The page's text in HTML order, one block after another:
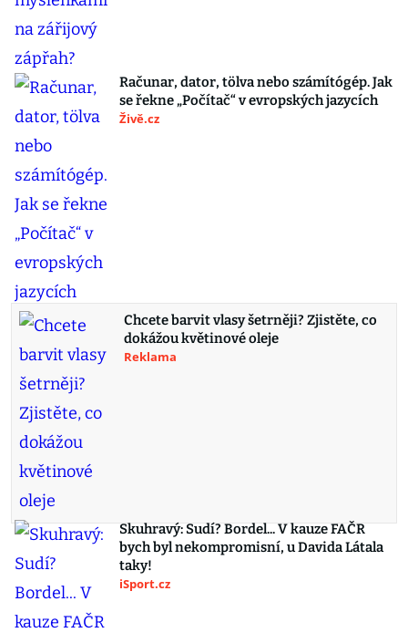
Računar, dator, tölva nebo számítógép. Jak
se řekne „Počítač“ v evropských jazycích
Živě.cz
Chcete barvit vlasy šetrněji? Zjistěte, co
dokážou květinové oleje
Reklama
Skuhravý: Sudí? Bordel... V kauze FAČR
bych byl nekompromisní, u Davida Látala
taky!
iSport.cz